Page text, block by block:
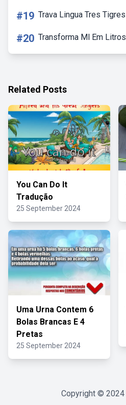
#19 Trava Lingua Tres Tigres
#20 Transforma Ml Em Litros
Related Posts
You Can Do It
Tradução
25 September 2024
Uma Urna Contem 6
Bolas Brancas E 4
Pretas
25 September 2024
Copyright © 2024